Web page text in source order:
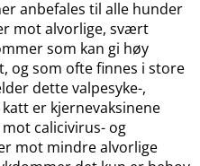
anbefales til alle hunder
mot alvorlige, svært
som kan gi høy
og som ofte finnes i store
dette valpesyke-,
er kjernevaksinene
calicivirus- og
mot mindre alvorlige